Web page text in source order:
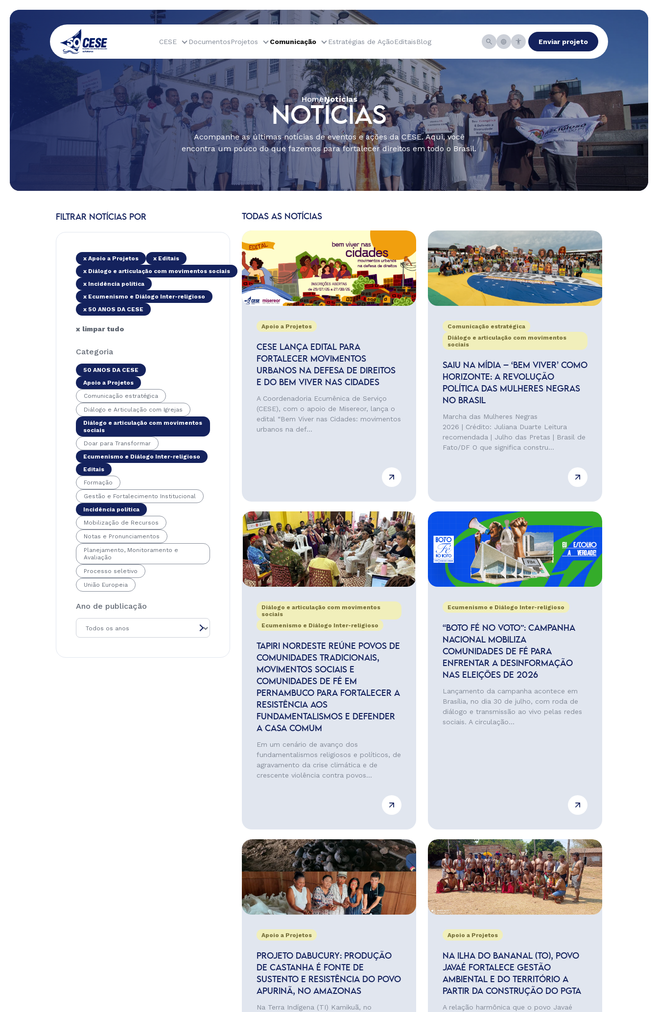
CESE DocumentosProjetos Comunicação Estratégias de AçãoEditaisBlog Enviar projeto
HomeNotícias
NOTÍCIAS
Acompanhe as últimas notícias de eventos e ações da CESE. Aqui, você
encontra um pouco do que fazemos para fortalecer direitos em todo o Brasil.
FILTRAR NOTÍCIAS POR
x Apoio a Projetos
x Editais
x Diálogo e articulação com movimentos sociais
x Incidência política
x Ecumenismo e Diálogo Inter-religioso
x 50 ANOS DA CESE
x limpar tudo
Categoria
50 ANOS DA CESE
Apoio a Projetos
Comunicação estratégica
Diálogo e Articulação com Igrejas
Diálogo e articulação com movimentos
sociais
Doar para Transformar
Ecumenismo e Diálogo Inter-religioso
Editais
Formação
Gestão e Fortalecimento Institucional
Incidência política
Mobilização de Recursos
Notas e Pronunciamentos
Planejamento, Monitoramento e
Avaliação
Processo seletivo
União Europeia
Ano de publicação
TODAS AS NOTÍCIAS
Apoio a Projetos
CESE LANÇA EDITAL PARA
FORTALECER MOVIMENTOS
URBANOS NA DEFESA DE DIREITOS
E DO BEM VIVER NAS CIDADES
A Coordenadoria Ecumênica de Serviço
(CESE), com o apoio de Misereor, lança o
edital “Bem Viver nas Cidades: movimentos
urbanos na def...
Comunicação estratégica
Diálogo e articulação com movimentos
sociais
SAIU NA MÍDIA – ‘BEM VIVER’ COMO
HORIZONTE: A REVOLUÇÃO
POLÍTICA DAS MULHERES NEGRAS
NO BRASIL
Marcha das Mulheres Negras
2026 | Crédito: Juliana Duarte Leitura
recomendada | Julho das Pretas | Brasil de
Fato/DF O que significa constru...
Diálogo e articulação com movimentos
sociais
Ecumenismo e Diálogo Inter-religioso
TAPIRI NORDESTE REÚNE POVOS DE
COMUNIDADES TRADICIONAIS,
MOVIMENTOS SOCIAIS E
COMUNIDADES DE FÉ EM
PERNAMBUCO PARA FORTALECER A
RESISTÊNCIA AOS
FUNDAMENTALISMOS E DEFENDER
A CASA COMUM
Em um cenário de avanço dos
fundamentalismos religiosos e políticos, de
agravamento da crise climática e de
crescente violência contra povos...
Ecumenismo e Diálogo Inter-religioso
“BOTO FÉ NO VOTO”: CAMPANHA
NACIONAL MOBILIZA
COMUNIDADES DE FÉ PARA
ENFRENTAR A DESINFORMAÇÃO
NAS ELEIÇÕES DE 2026
Lançamento da campanha acontece em
Brasília, no dia 30 de julho, com roda de
diálogo e transmissão ao vivo pelas redes
sociais. A circulação...
Apoio a Projetos
PROJETO DABUCURY: PRODUÇÃO
DE CASTANHA É FONTE DE
SUSTENTO E RESISTÊNCIA DO POVO
APURINÃ, NO AMAZONAS
Na Terra Indígena (TI) Kamikuã, no
Apoio a Projetos
NA ILHA DO BANANAL (TO), POVO
JAVAÉ FORTALECE GESTÃO
AMBIENTAL E DO TERRITÓRIO A
PARTIR DA CONSTRUÇÃO DO PGTA
A relação harmônica que o povo Javaé